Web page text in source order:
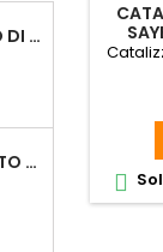
PERLINE IN LEGNO DI PINO DA RIVESTIMENTO DA 1X10 CM PERLINE 1CM
STAFFA SUPPORTO A U PER TRAVI IN LEGNO LAMELLARE
